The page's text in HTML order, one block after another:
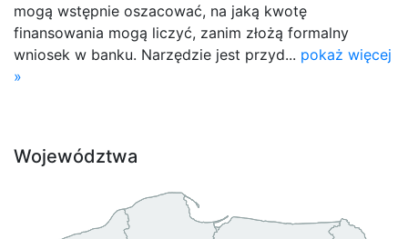
mogą wstępnie oszacować, na jaką kwotę
finansowania mogą liczyć, zanim złożą formalny
wniosek w banku. Narzędzie jest przyd... pokaż więcej
»
Województwa